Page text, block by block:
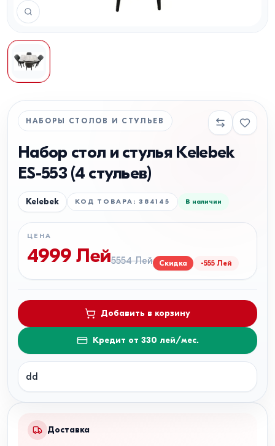
НАБОРЫ СТОЛОВ И СТУЛЬЕВ
Набор стол и стулья Kelebek
ES-553 (4 стульев)
Kelebek КОД ТОВАРА :384145 В наличии
ЦЕНА
4999 Лей5554 Лей Скидка -555 Лей
Добавить в корзину
Кредит от 330 лей/мес.
dd
Доставка